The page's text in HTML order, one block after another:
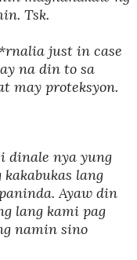
Tsk.
just in case
na din to sa
may proteksyon.
dinale nya yung
lang
Ayaw din
lang kami pag
namin sino